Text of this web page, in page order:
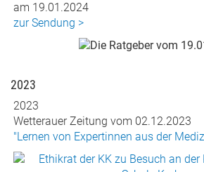
am 19.01.2024
zur Sendung >
2023
2023
Wetterauer Zeitung vom 02.12.2023
"Lernen von Expertinnen aus der